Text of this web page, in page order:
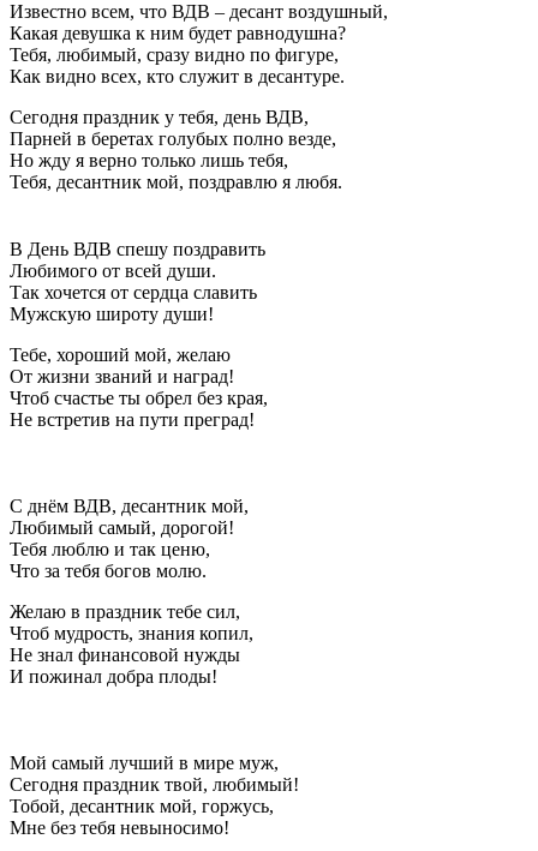
Известно всем, что ВДВ – десант воздушный,
Какая девушка к ним будет равнодушна?
Тебя, любимый, сразу видно по фигуре,
Как видно всех, кто служит в десантуре.
Сегодня праздник у тебя, день ВДВ,
Парней в беретах голубых полно везде,
Но жду я верно только лишь тебя,
Тебя, десантник мой, поздравлю я любя.
В День ВДВ спешу поздравить
Любимого от всей души.
Так хочется от сердца славить
Мужскую широту души!
Тебе, хороший мой, желаю
От жизни званий и наград!
Чтоб счастье ты обрел без края,
Не встретив на пути преград!
С днём ВДВ, десантник мой,
Любимый самый, дорогой!
Тебя люблю и так ценю,
Что за тебя богов молю.
Желаю в праздник тебе сил,
Чтоб мудрость, знания копил,
Не знал финансовой нужды
И пожинал добра плоды!
Мой самый лучший в мире муж,
Сегодня праздник твой, любимый!
Тобой, десантник мой, горжусь,
Мне без тебя невыносимо!